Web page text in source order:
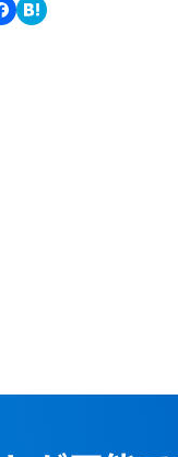
年2月
年3月
年4月
年5月
年6月
年7月
年8月
年9月
年10月